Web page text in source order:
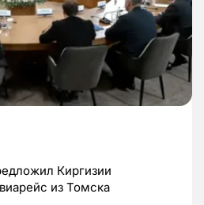
Киргизии
из Томска